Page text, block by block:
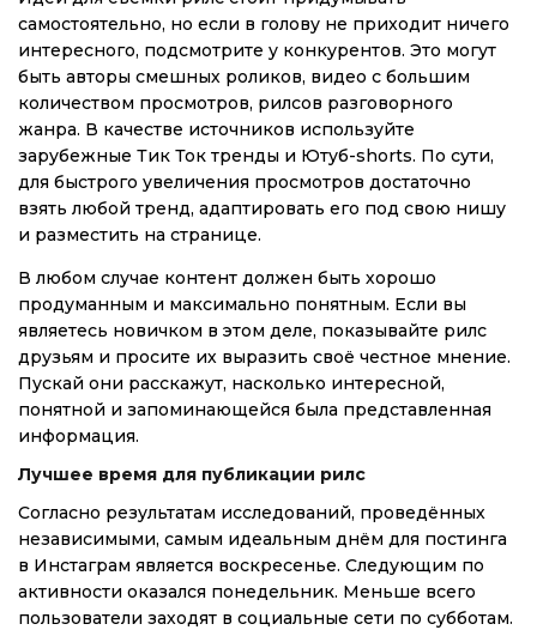
самостоятельно, но если в голову не приходит ничего
интересного, подсмотрите у конкурентов. Это могут
быть авторы смешных роликов, видео с большим
количеством просмотров, рилсов разговорного
жанра. В качестве источников используйте
зарубежные Тик Ток тренды и Ютуб-shorts. По сути,
для быстрого увеличения просмотров достаточно
взять любой тренд, адаптировать его под свою нишу
и разместить на странице.
В любом случае контент должен быть хорошо
продуманным и максимально понятным. Если вы
являетесь новичком в этом деле, показывайте рилс
друзьям и просите их выразить своё честное мнение.
Пускай они расскажут, насколько интересной,
понятной и запоминающейся была представленная
информация.
Лучшее время для публикации рилс
Согласно результатам исследований, проведённых
независимыми, самым идеальным днём для постинга
в Инстаграм является воскресенье. Следующим по
активности оказался понедельник. Меньше всего
пользователи заходят в социальные сети по субботам.